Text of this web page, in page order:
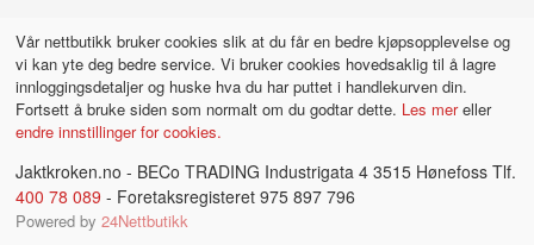
Vår nettbutikk bruker cookies slik at du får en bedre kjøpsopplevelse og
vi kan yte deg bedre service. Vi bruker cookies hovedsaklig til å lagre
innloggingsdetaljer og huske hva du har puttet i handlekurven din.
Fortsett å bruke siden som normalt om du godtar dette. Les mereller
endre innstillinger for cookies.
Jaktkroken.no - BECo TRADING Industrigata 4 3515 Hønefoss Tlf.
400 78 089 - Foretaksregisteret 975 897 796
Powered by24Nettbutikk